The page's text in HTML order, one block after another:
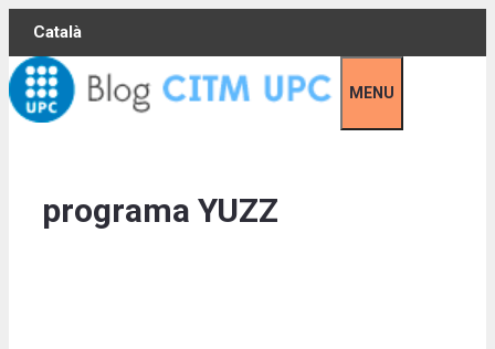
Skip
content
Català
MENU
programa YUZZ